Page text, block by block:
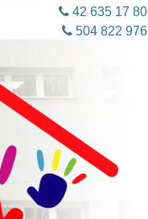
42 635 17 80
504 822 976